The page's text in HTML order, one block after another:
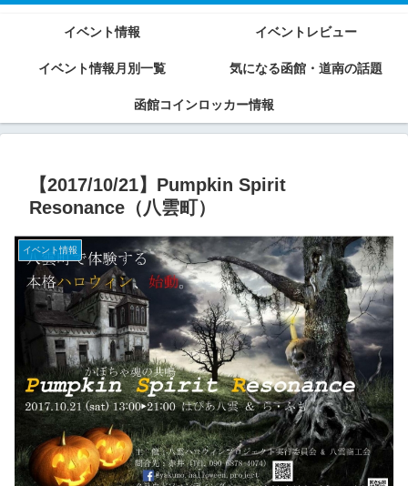
イベント情報 イベントレビュー
イベント情報月別一覧 気になる函館・道南の話題
函館コインロッカー情報
【2017/10/21】Pumpkin Spirit
Resonance（八雲町）
イベント情報